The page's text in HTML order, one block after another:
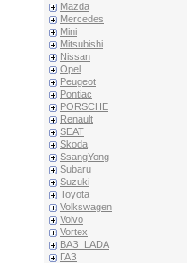
Mazda
Mercedes
Mini
Mitsubishi
Nissan
Opel
Peugeot
Pontiac
PORSCHE
Renault
SEAT
Skoda
SsangYong
Subaru
Suzuki
Toyota
Volkswagen
Volvo
Vortex
ВАЗ_LADA
ГАЗ